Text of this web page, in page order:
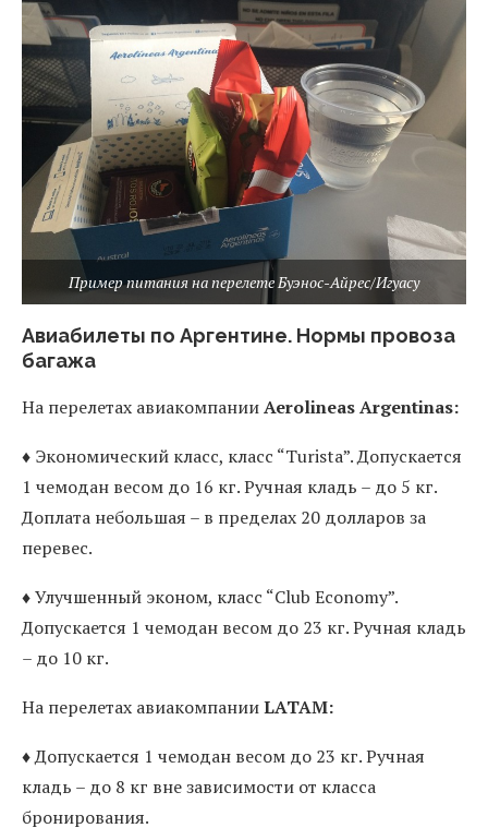
Пример питания на перелете Буэнос-Айрес/Игуасу
Авиабилеты по Аргентине. Нормы провоза
багажа
На перелетах авиакомпанииAerolineas Argentinas:
♦ Экономический класс, класс “Turista”. Допускается
1 чемодан весом до 16 кг. Ручная кладь – до 5 кг.
Доплата небольшая – в пределах 20 долларов за
перевес.
♦ Улучшенный эконом, класс “Club Economy”.
Допускается 1 чемодан весом до 23 кг. Ручная кладь
– до 10 кг.
На перелетах авиакомпанииLATAM:
♦ Допускается 1 чемодан весом до 23 кг. Ручная
кладь – до 8 кг вне зависимости от класса
бронирования.